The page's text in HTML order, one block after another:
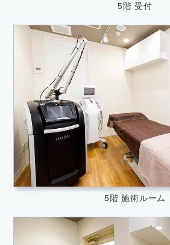
5階 受付
5階 施術ルーム